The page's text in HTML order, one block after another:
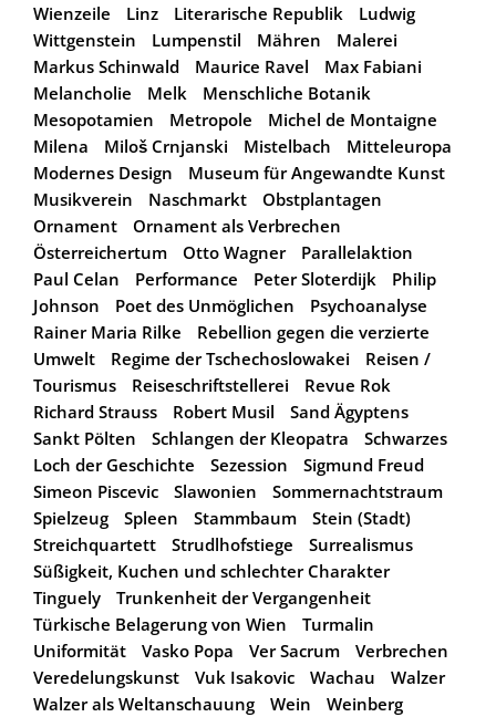
Wienzeile
Linz Literarische Republik
Ludwig
Wittgenstein
Lumpenstil Mähren
Malerei
Markus Schinwald
Maurice Ravel
Max Fabiani
Melancholie
Melk
Menschliche Botanik
Mesopotamien
Metropole
Michel de Montaigne
Milena
Miloš Crnjanski Mistelbach
Mitteleuropa
Modernes Design
Museum für Angewandte Kunst
Musikverein
Naschmarkt
Obstplantagen
Ornament
Ornament als Verbrechen
Österreichertum
Otto Wagner
Parallelaktion
Paul Celan
Performance Peter Sloterdijk
Philip
Johnson
Poet des Unmöglichen
Psychoanalyse
Rainer Maria Rilke
Rebellion gegen die verzierte
Umwelt
Regime der Tschechoslowakei
Reisen /
Tourismus
Reiseschriftstellerei
Revue Rok
Richard Strauss
Robert Musil
Sand Ägyptens
Sankt Pölten
Schlangen der Kleopatra
Schwarzes
Loch der Geschichte
Sezession
Sigmund Freud
Simeon Piscevic
Slawonien
Sommernachtstraum
Spielzeug
Spleen Stammbaum
Stein (Stadt)
Streichquartett
Strudlhofstiege
Surrealismus
Süßigkeit, Kuchen und schlechter Charakter
Tinguely
Trunkenheit der Vergangenheit
Türkische Belagerung von Wien
Turmalin
Uniformität
Vasko Popa Ver Sacrum
Verbrechen
Veredelungskunst
Vuk Isakovic Wachau
Walzer
Walzer als Weltanschauung
Wein
Weinberg